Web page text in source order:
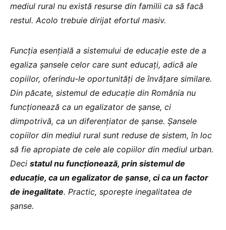
mediul rural nu există resurse din familii ca să facă
restul. Acolo trebuie dirijat efortul masiv.
Funcția esențială a sistemului de educație este de a
egaliza șansele celor care sunt educați, adică ale
copiilor, oferindu-le oportunități de învățare similare.
Din păcate, sistemul de educație din România nu
funcționează ca un egalizator de șanse, ci
dimpotrivă, ca un diferențiator de șanse. Șansele
copiilor din mediul rural sunt reduse de sistem, în loc
să fie apropiate de cele ale copiilor din mediul urban.
Deci statul nu funcționează, prin sistemul de
educație, ca un egalizator de șanse, ci ca un factor
de inegalitate. Practic, sporește inegalitatea de
șanse.